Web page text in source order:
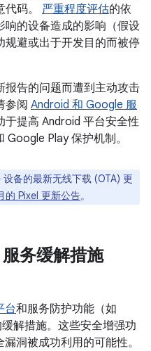
码。 严重程度评估的依
响的设备造成的影响（假设
规避或出于开发目的而被停
报告的问题而遭到主动攻击
参阅 Android 和 Google 服
于提高 Android 平台安全性
Google Play 保护机制。
备的最新无线下载 (OTA) 更
的 Pixel 更新公告。
务缓解措施
台和服务防护功能（如
解措施。这些安全增强功
洞被成功利用的可能性。